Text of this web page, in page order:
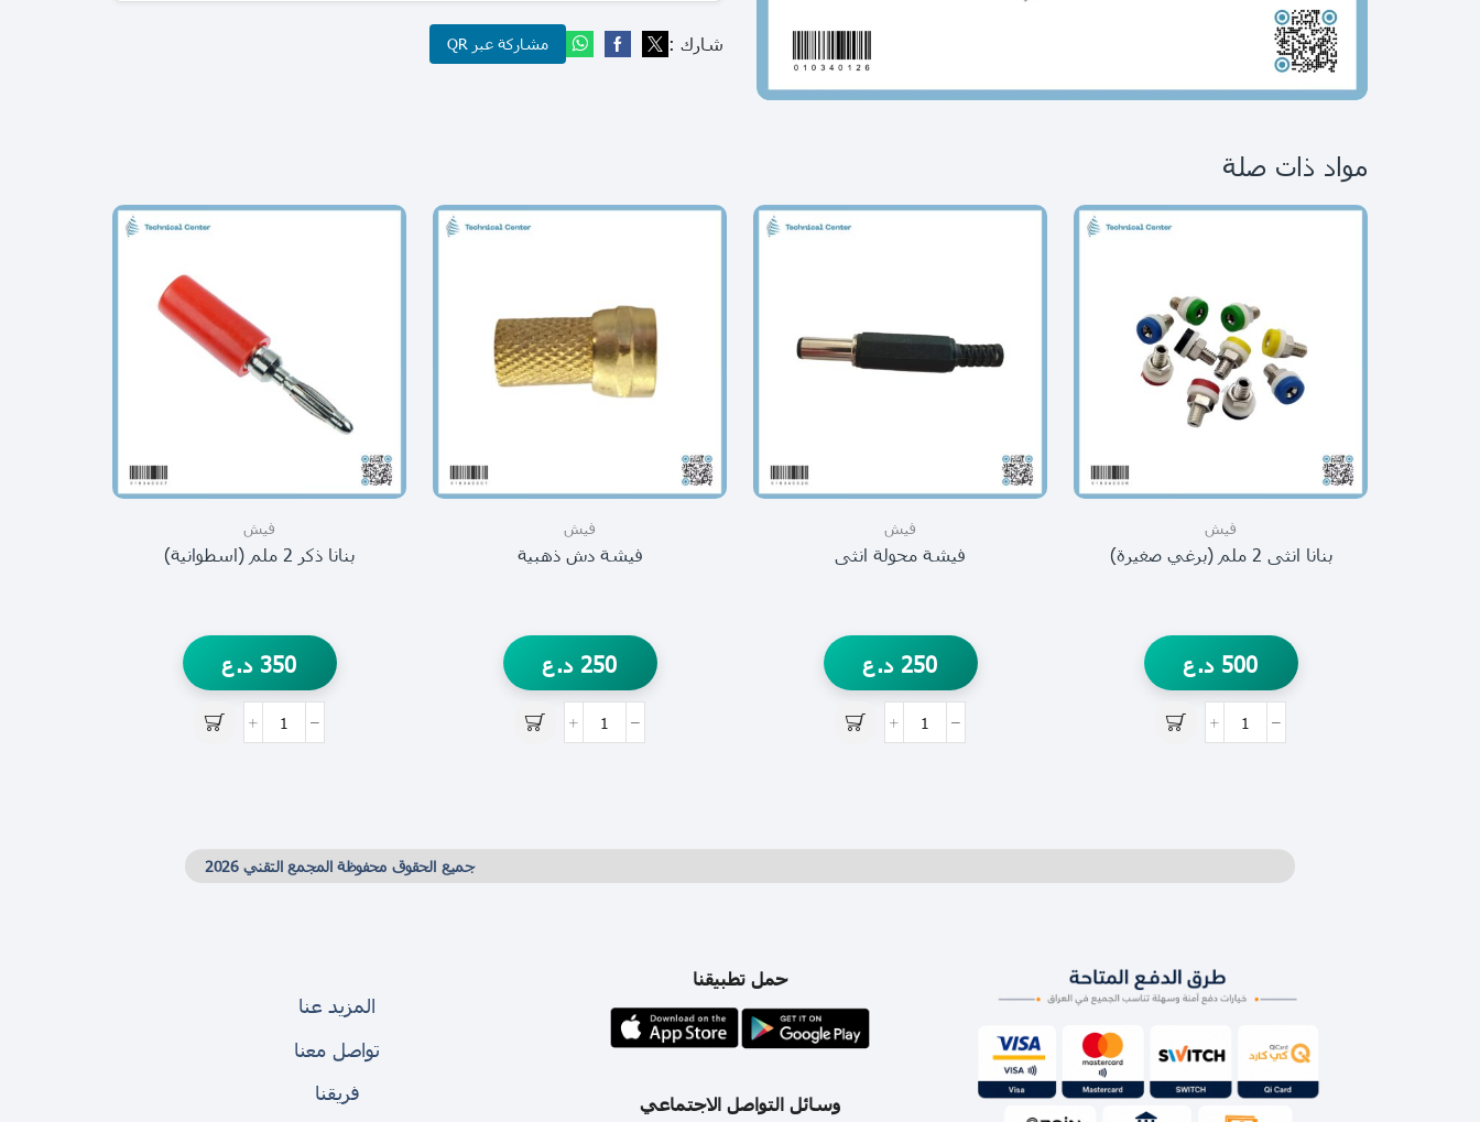
شارك : مشاركة عبر QR
مواد ذات صلة
فيش
بنانا انثى 2 ملم (برغي صغيرة)
500 د.ع
فيش
فيشة محولة انثى
250 د.ع
فيش
فيشة دش ذهبية
250 د.ع
فيش
بنانا ذكر 2 ملم (اسطوانية)
350 د.ع
جميع الحقوق محفوظة المجمع التقني 2026
حمل تطبيقنا
وسائل التواصل الاجتماعي
المزيد عنا
تواصل معنا
فريقنا